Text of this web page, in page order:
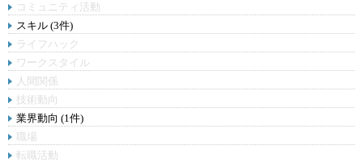
コミュニティ活動
スキル (3件)
ライフハック
ワークスタイル
人間関係
技術動向
業界動向 (1件)
職場
転職活動